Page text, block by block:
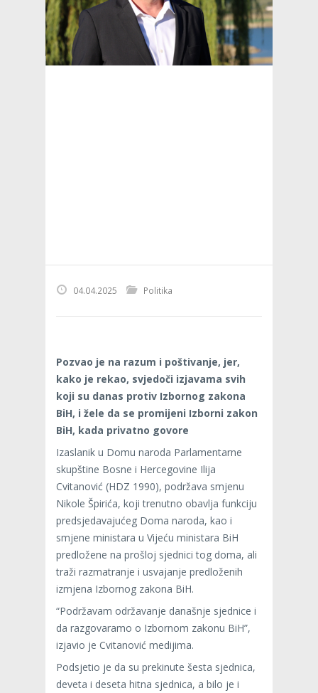
04.04.2025 Politika
Pozvao je na razum i poštivanje, jer,
kako je rekao, svjedoči izjavama svih
koji su danas protiv Izbornog zakona
BiH, i žele da se promijeni Izborni zakon
BiH, kada privatno govore
Izaslanik u Domu naroda Parlamentarne
skupštine Bosne i Hercegovine Ilija
Cvitanović (HDZ 1990), podržava smjenu
Nikole Špirića, koji trenutno obavlja funkciju
predsjedavajućeg Doma naroda, kao i
smjene ministara u Vijeću ministara BiH
predložene na prošloj sjednici tog doma, ali
traži razmatranje i usvajanje predloženih
izmjena Izbornog zakona BiH.
“Podržavam održavanje današnje sjednice i
da razgovaramo o Izbornom zakonu BiH”,
izjavio je Cvitanović medijima.
Podsjetio je da su prekinute šesta sjednica,
deveta i deseta hitna sjednica, a bilo je i